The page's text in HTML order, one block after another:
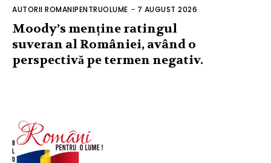
AUTORII ROMANIPENTRUOLUME - 7 AUGUST 2026
Moody’s menține ratingul
suveran al României, având o
perspectivă pe termen negativ.